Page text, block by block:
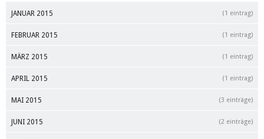
JANUAR 2015 (1 eintrag)
FEBRUAR 2015 (1 eintrag)
MÄRZ 2015 (1 eintrag)
APRIL 2015 (1 eintrag)
MAI 2015 (3 einträge)
JUNI 2015 (2 einträge)